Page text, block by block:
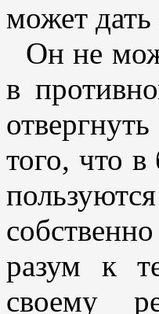
может
Он не
в
того, что
разум к
своему